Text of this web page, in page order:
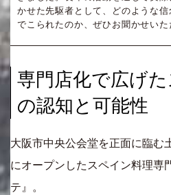
かせた先駆者として、どのような
でこられたのか、ぜひお聞かせいた
専門店化で広げ
の認知と可能性
大阪市中央公会堂を正面に臨む
にオープンしたスペイン料理専
テ』。